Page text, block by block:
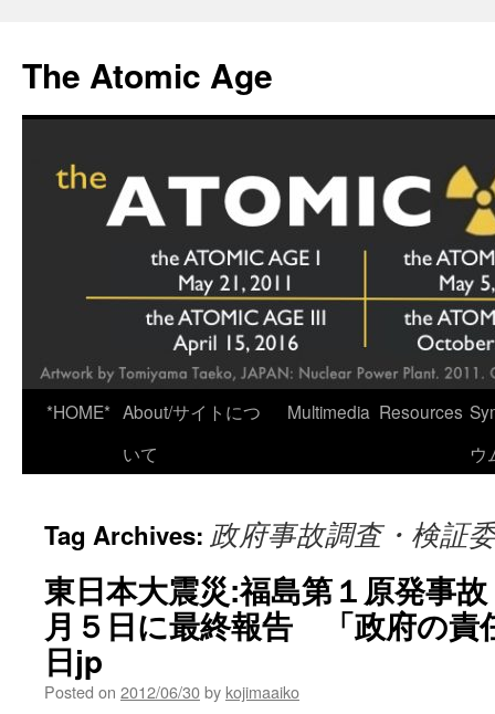
content
The Atomic Age
*HOME* About/サイトにつ
いて
Multimedia Resources
ウ
Tag Archives: 政府事故調査・検証
東日本大震災:福島第１原発事
月５日に最終報告 「政府の責
日jp
Posted on 2012/06/30by kojimaaiko